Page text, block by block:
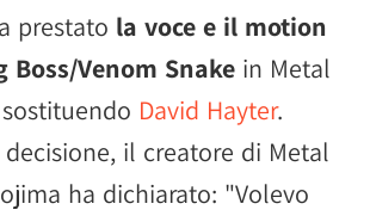
prestato la voce e il motion
Boss/Venom Snake in Metal
David Hayter.
il creatore di Metal
ha dichiarato: "Volevo